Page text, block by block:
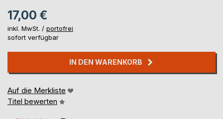
17,00 €
inkl. MwSt. / portofrei
sofort verfügbar
IN DEN WARENKORB
Auf die Merkliste
Titel bewerten